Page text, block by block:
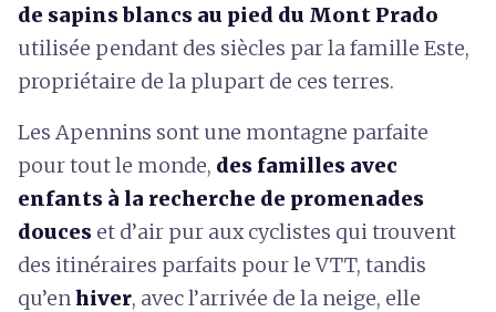
de sapins blancs au pied du Mont Prado
utilisée pendant des siècles par la famille Este,
propriétaire de la plupart de ces terres.
Les Apennins sont une montagne parfaite
pour tout le monde, des familles avec
enfants à la recherche de promenades
douces et d’air pur aux cyclistes qui trouvent
des itinéraires parfaits pour le VTT, tandis
qu’enhiver, avec l’arrivée de la neige, elle